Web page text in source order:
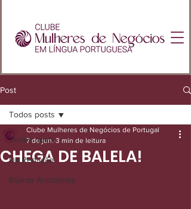
Post
Todos posts
Da Redação
Rijarda Aristóteles
Todos posts
CHEGA DE BALELA!
Clube Mulheres de Negócios de Portugal
7 de jun. 3 min de leitura